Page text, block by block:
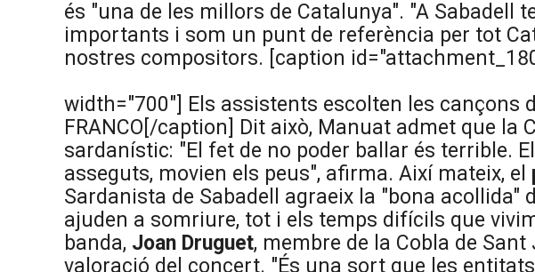
és "una de les millors de Catalunya". "A Sabadell
importants i som un punt de referència per tot
nostres compositors. [caption
width="700"]
Els assistents escolten les cançons
FRANCO[/caption] Dit això, Manuat admet que la
sardanístic: "El fet de no poder ballar és terrible.
asseguts, movien els peus", afirma. Així mateix, el
Sardanista de Sabadell agraeix la "bona acollida"
ajuden a somriure, tot i els temps difícils que
banda, Joan Druguet, membre de la Cobla de
valoració del concert. "És una sort que les